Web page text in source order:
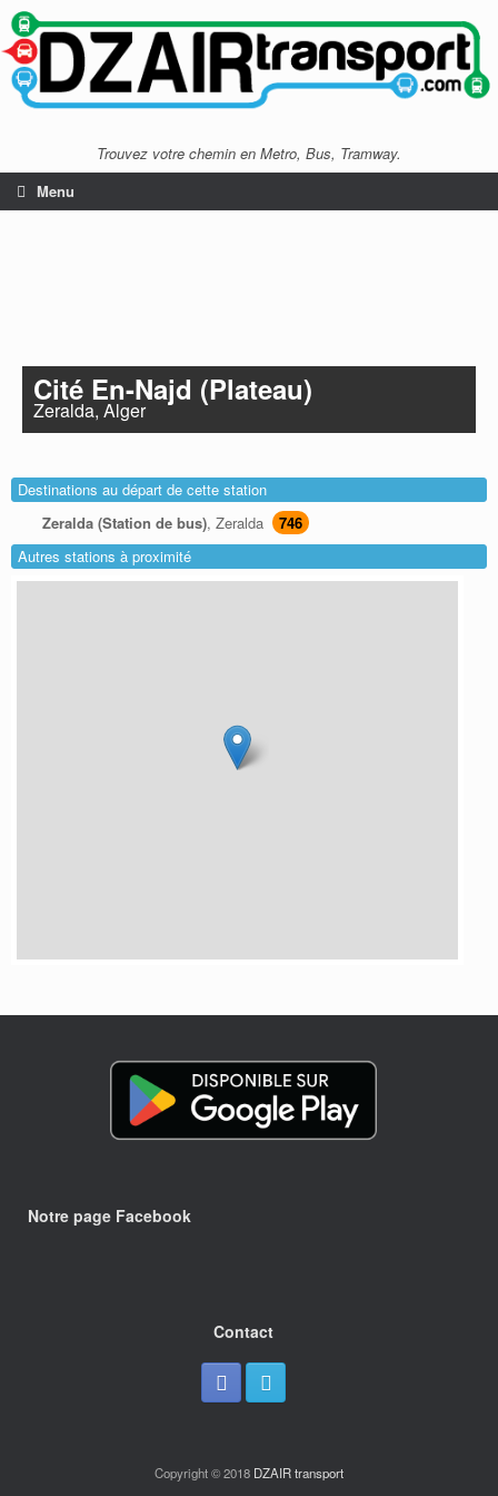
Trouvez votre chemin en Metro, Bus, Tramway.
Menu
Cité En-Najd (Plateau)
Zeralda, Alger
Destinations au départ de cette station
Zeralda (Station de bus), Zeralda
746
Autres stations à proximité
Notre page Facebook
Contact
Copyright © 2018 DZAIR transport